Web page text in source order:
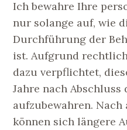
Ich bewahre Ihre
nur solange auf, wie
Durchführung der
ist. Aufgrund
dazu verpflichtet,
Jahre nach Abschluss
aufzubewahren.
können sich längere